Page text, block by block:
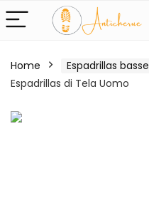
Home Espadrillas basse
Espadrillas di Tela Uomo